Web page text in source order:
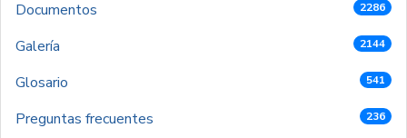
Documentos 2286
Galería 2144
Glosario 541
Preguntas frecuentes 236